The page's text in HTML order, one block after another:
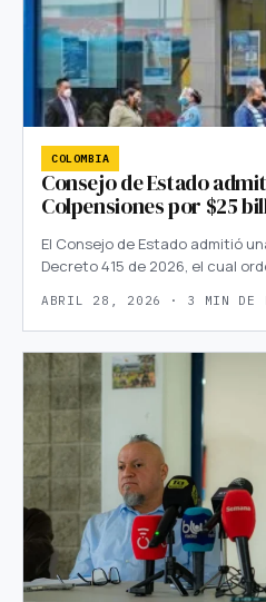
COLOMBIA
Consejo de Estado
Colpensiones por $25
El Consejo de Estado admitió
Decreto 415 de 2026, el cual
ABRIL 28, 2026 · 3 MIN DE